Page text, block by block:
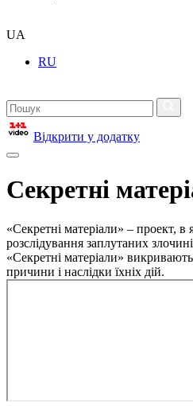
UA
RU
Відкрити у додатку
Секретні
«Секретні матеріали» – проект, в
розслідування заплутаних
«Секретні матеріали»
причини і наслідки їхніх дій.